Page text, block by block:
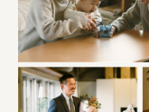
京セラ株式会社
一般社団法人手
土佐しらす食堂